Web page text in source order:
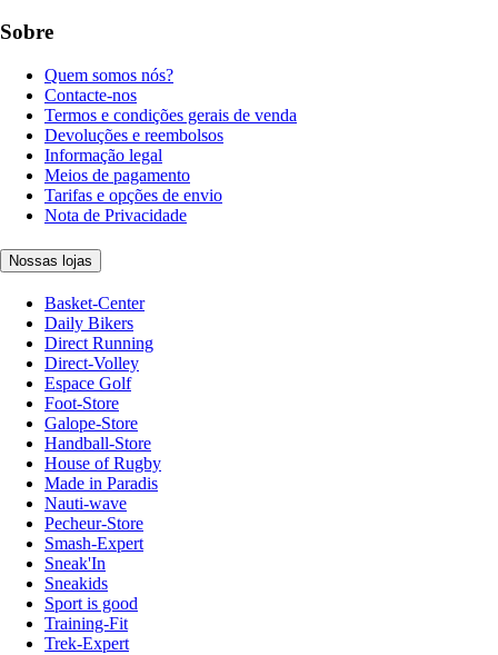
Sobre
Quem somos nós?
Contacte-nos
Termos e condições gerais de venda
Devoluções e reembolsos
Informação legal
Meios de pagamento
Tarifas e opções de envio
Nota de Privacidade
Nossas lojas
Basket-Center
Daily Bikers
Direct Running
Direct-Volley
Espace Golf
Foot-Store
Galope-Store
Handball-Store
House of Rugby
Made in Paradis
Nauti-wave
Pecheur-Store
Smash-Expert
Sneak'In
Sneakids
Sport is good
Training-Fit
Trek-Expert